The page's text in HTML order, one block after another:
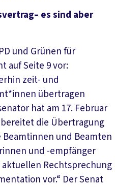
es sind aber
und Grünen für
auf Seite 9 vor:
zeit- und
übertragen
hat am 17. Februar
die Übertragung
Beamtinnen und Beamten
und -empfänger
Rechtsprechung
vor.“ Der Senat